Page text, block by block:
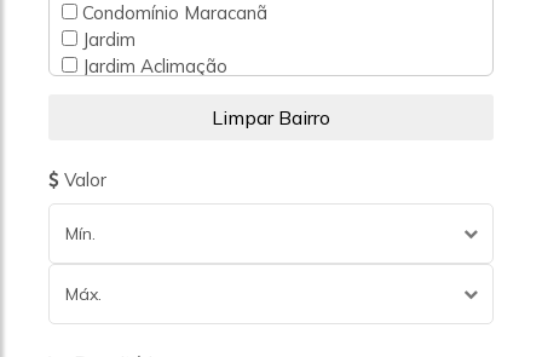
Condomínio Maracanã
Jardim
Jardim Aclimação
Jardim Alzira Franco
Jardim Bela Vista
Jardim Bom Pastor
Jardim Cambuí
Jardim Do Estádio
Jardim Guarará
Valor
Mín.
Máx.